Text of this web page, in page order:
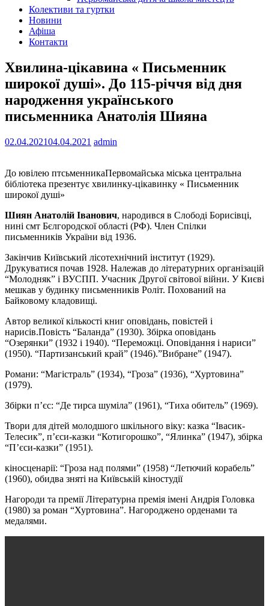
Колективи та гуртки
Новини
Афіша
Контакти
Хвилина-цікавина « Письменник
широкої душі». До 115-річчя від дня
народження українського
письменника Анатолія Шияна
02.04.202104.04.2021 admin
До ювілею птсьменникаПервомайська міська центральна
бібліотека презентує хвилинку-цікавинку « Письменник
широкої душі»
Шиян Анатолій Іванович, народився в Слободі Борисівці,
нині смт Бєлгородскої області (РФ). Член Спілки
письменників України від 1936.
Закінчив Київський лісотехнічний інститут (1929).
Друкуватися почав 1928. Належав до літературних організацій
“Молодняк” і ВУСПП. Учасник Другої світової війни. У Києві
мешкав у будинку письменників Роліт. Похований на
Байковому кладовищі.
Автор великої кількості книг оповідань, повістей і
нарисів.Повість “Баланда” (1930). Збірка оповідань
“Озерянки” (1932 і 1940). “Переможці. Оповідання і нариси”
(1950). “Партизанський край” (1946).”Вибране” (1947).
Романи: “Магістраль” (1934), “Гроза” (1936), “Хуртовина”
(1979).
Збірки п’єс: “Де тирса шуміла” (1961), “Тиха обитель” (1969).
Твори для дітей молодшого шкільного віку: казка “Івасик-
Телесик”, п’єси-казки “Котигорошко”, “Ялинка” (1947), збірка
“П’єси-казки” (1951).
кіносценарії: “Гроза над полями” (1958) “Летючий корабель”
(1960), обидва зняті на Київській кіностудії
Нагороди та премії Літературна премія імені Андрія Головка
(1980) за роман “Хуртовина”. Нагороджено орденами та
медалями.